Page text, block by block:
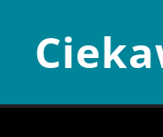
content